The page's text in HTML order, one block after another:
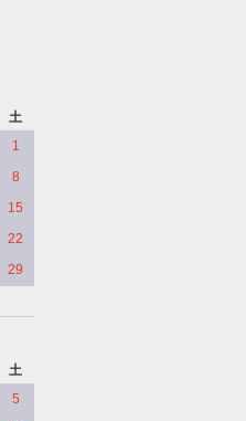
土
1
8
15
22
29
土
5